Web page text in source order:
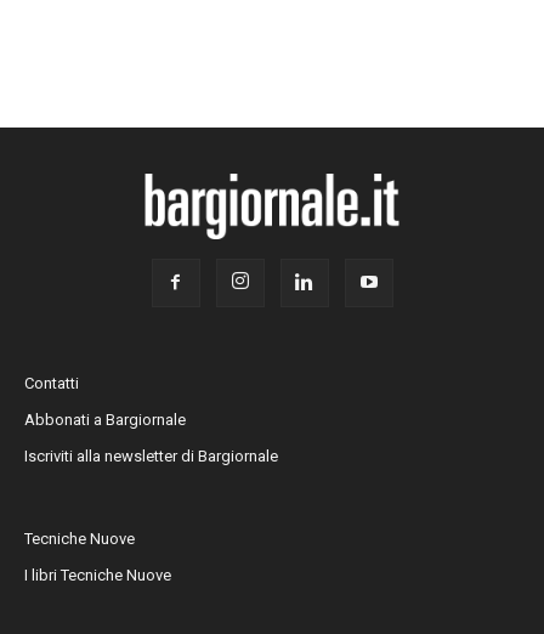
Contatti
Abbonati a Bargiornale
Iscriviti alla newsletter di Bargiornale
Tecniche Nuove
I libri Tecniche Nuove